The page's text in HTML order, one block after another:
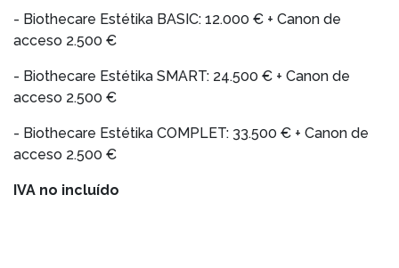
- Biothecare Estétika BASIC: 12.000 € + Canon de
acceso 2.500 €
- Biothecare Estétika SMART: 24.500 € + Canon de
acceso 2.500 €
- Biothecare Estétika COMPLET: 33.500 € + Canon de
acceso 2.500 €
IVA no incluído